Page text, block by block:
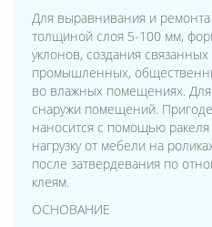
Для выравнивания и
толщиной слоя 5-100 мм,
уклонов, создания
промышленных,
во влажных помещениях.
снаружи помещений.
наносится с помощью
нагрузку от мебели на
после затвердевания по
клеям.
ОСНОВАНИЕ